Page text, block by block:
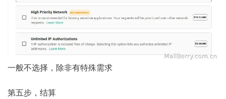
一般不选择，除非有特殊需求
第五步，结算